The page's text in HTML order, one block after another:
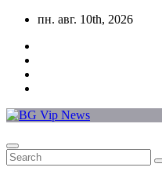
Skip
content
пн. авг. 10th, 2026